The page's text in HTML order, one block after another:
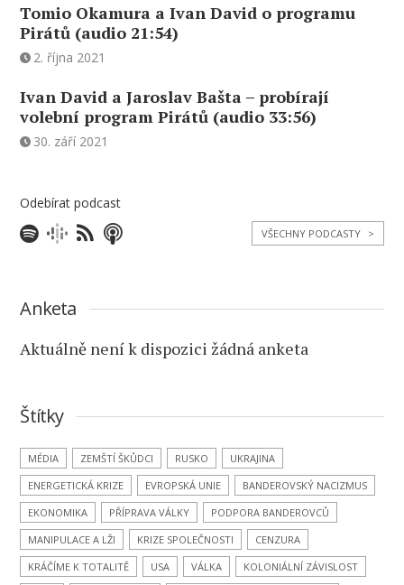
Tomio Okamura a Ivan David o programu
Pirátů (audio 21:54)
2. října 2021
Ivan David a Jaroslav Bašta – probírají
volební program Pirátů (audio 33:56)
30. září 2021
Odebírat podcast
VŠECHNY PODCASTY >
Anketa
Aktuálně není k dispozici žádná anketa
Štítky
MÉDIA ZEMŠTÍ ŠKŮDCI RUSKO
UKRAJINA
ENERGETICKÁ KRIZE
EVROPSKÁ UNIE
BANDEROVSKÝ NACIZMUS
EKONOMIKA
PŘÍPRAVA VÁLKY
PODPORA BANDEROVCŮ
MANIPULACE A LŽI
KRIZE SPOLEČNOSTI
CENZURA
KRÁČÍME K TOTALITĚ
USA VÁLKA
KOLONIÁLNÍ ZÁVISLOST